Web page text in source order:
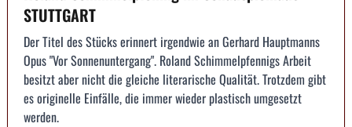
STUTTGART
Der Titel des Stücks erinnert irgendwie an Gerhard Hauptmanns
Opus "Vor Sonnenuntergang". Roland Schimmelpfennigs Arbeit
besitzt aber nicht die gleiche literarische Qualität. Trotzdem gibt
es originelle Einfälle, die immer wieder plastisch umgesetzt
werden.